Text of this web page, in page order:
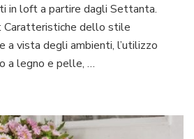
in loft a partire dagli Settanta.
Caratteristiche dello stile
vista degli ambienti, l’utilizzo
a legno e pelle, …